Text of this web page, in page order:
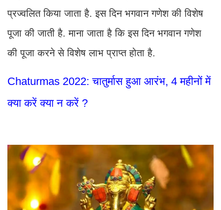
प्रज्वलित किया जाता है. इस दिन भगवान गणेश की विशेष
पूजा की जाती है. माना जाता है कि इस दिन भगवान गणेश
की पूजा करने से विशेष लाभ प्राप्त होता है.
Chaturmas 2022: चातुर्मास हुआ आरंभ, 4 महीनों में
क्या करें क्या न करें ?